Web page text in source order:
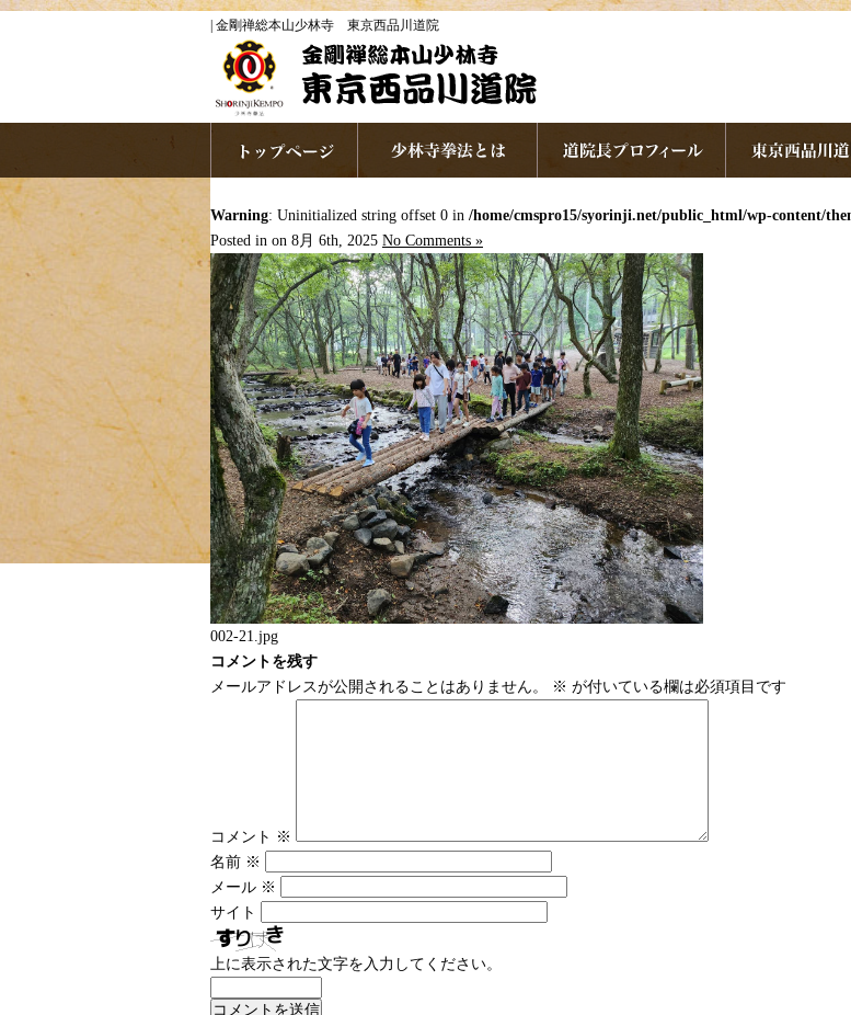
| 金剛禅総本山少林寺 東京西品川道院
Warning: Uninitialized string offset 0 in /home/cmspro15/syorinji.net/public_html/wp-content/
Posted in on 8月 6th, 2025 No Comments »
002-21.jpg
コメントを残す
メールアドレスが公開されることはありません。
※ が付いている欄は必須項目です
コメント ※
名前 ※
メール ※
サイト
上に表示された文字を入力してください。